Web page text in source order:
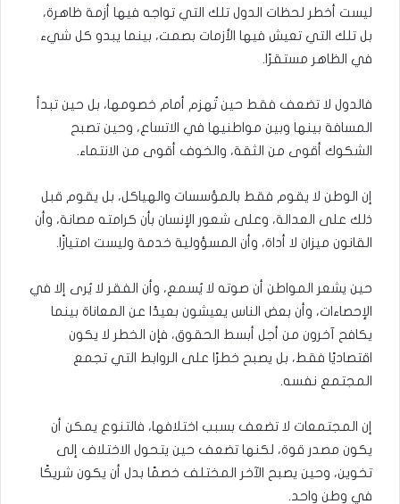
ليست أخطر لحظات الدول تلك التي تواجه فيها أزمة ظاهرة،
بل تلك التي تعيش فيها الأزمات بصمت، بينما يبدو كل شيء
في الظاهر مستقرًا.
فالدول لا تضعف فقط حين تُهزم أمام خصومها، بل حين تبدأ
المسافة بينها وبين مواطنيها في الاتساع، وحين تصبح
الشكوك أقوى من الثقة، والخوف أقوى من الانتماء.
إن الوطن لا يقوم فقط بالمؤسسات والهياكل، بل يقوم قبل
ذلك على العدالة، وعلى شعور الإنسان بأن كرامته مصانة، وأن
القانون ميزان لا أداة، وأن المسؤولية خدمة وليست امتيازًا.
حين يشعر المواطن أن صوته لا يُسمع، وأن الفقر لا يُرى إلا في
الإحصاءات، وأن بعض الناس يعيشون بعيدًا عن المعاناة بينما
يكافح آخرون من أجل أبسط الحقوق، فإن الخطر لا يكون
اقتصاديًا فقط، بل يصبح خطرًا على الروابط التي تجمع
المجتمع نفسه.
إن المجتمعات لا تضعف بسبب اختلافها، فالتنوع يمكن أن
يكون مصدر قوة، لكنها تضعف حين يتحول الاختلاف إلى
تخوين، وحين يصبح الآخر المختلف خصمًا بدل أن يكون شريكًا
في وطن واحد.